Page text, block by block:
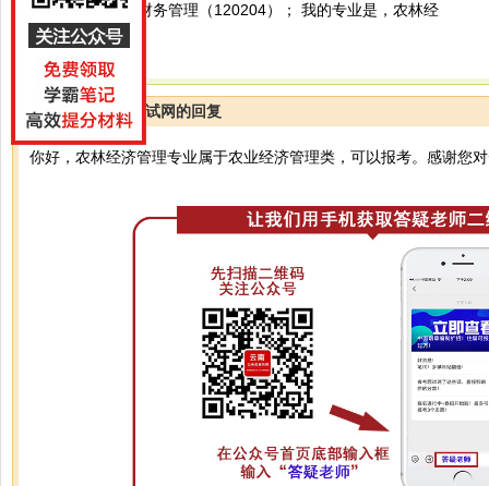
（120203K），财务管理（120204）； 我的专业是，农林经
云南公务员考试网的回复
你好，农林经济管理专业属于农业经济管理类，可以报考。感谢您